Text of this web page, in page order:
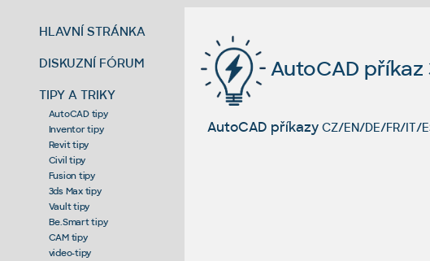
HLAVNÍ STRÁNKA
DISKUZNÍ FÓRUM
TIPY A TRIKY
AutoCAD tipy
Inventor tipy
Revit tipy
Civil tipy
Fusion tipy
3ds Max tipy
Vault tipy
Be.Smart tipy
CAM tipy
video-tipy
AutoCAD příkaz
AutoCAD příkazy CZ/EN/DE/FR/IT/